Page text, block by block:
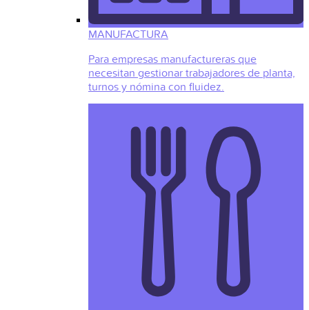
MANUFACTURA
Para empresas manufactureras que
necesitan gestionar trabajadores de planta,
turnos y nómina con fluidez.